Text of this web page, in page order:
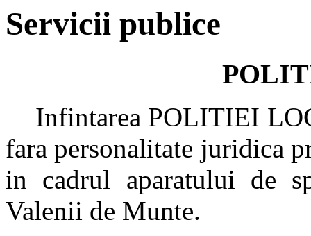
Servicii publice
Infintarea POLITIEI
fara personalitate juridica
in cadrul aparatului de
Valenii de Munte.